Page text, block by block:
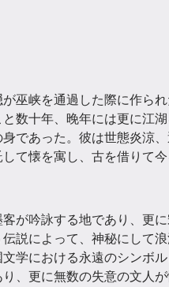
巫峡を通過した際に作ら
数十年、晚年には更に江
であった。彼は世態炎涼
て懐を寓し、古を借りて
が吟詠する地であり、更
説によって、神秘にして
文学における永遠のシンボ
、更に無数の失意の文人